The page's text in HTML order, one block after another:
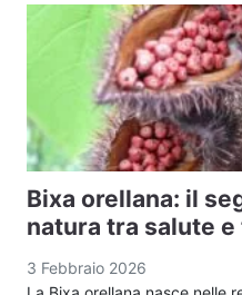
Bixa orellana: il
natura tra salute
3 Febbraio 2026